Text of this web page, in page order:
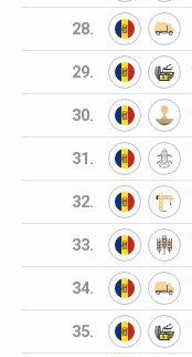
28.
29.
30.
31.
32.
33.
34.
35.